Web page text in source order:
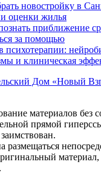
новостройку в
оценки жилья
приближение
за помощью
психотерапии:
и клиническая
Дом «Новый
материалов без
прямой
размещаться